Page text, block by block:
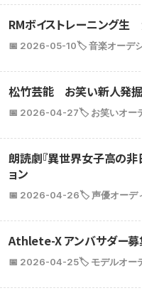
RMボイストレーニング生
📅 2026-05-10🏷️ 音楽オーデ
松竹芸能 お笑い新人発掘
📅 2026-04-27🏷️ お笑いオー
朗読劇『異世界女子高の非
ョン
📅 2026-04-26🏷️ 声優オーデ
Athlete-X アンバサダー
📅 2026-04-25🏷️ モデルオー